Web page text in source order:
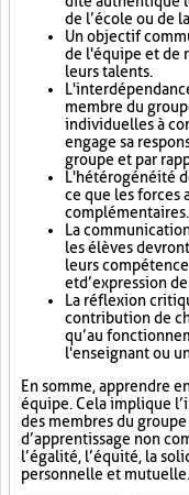
de l’école ou de
Un objectif
de l'équipe et de
leurs talents.
membre du
individuelles à
engage sa
groupe et par
L'hétérogénéité
ce que les forces
complémentaires.
La
les élèves
leurs
et d’expression
La réflexion
contribution de
qu’au
l'enseignant ou
En somme, apprendre
équipe. Cela implique
des membres du
d’apprentissage non
l’égalité, l’équité, la
personnelle et mutuelle.